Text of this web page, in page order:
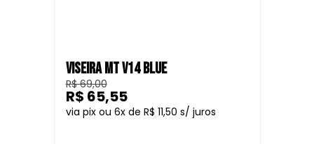
VISEIRA MT V14 BLUE
R$ 69,00
6
R$ 11,50
R$ 65,55